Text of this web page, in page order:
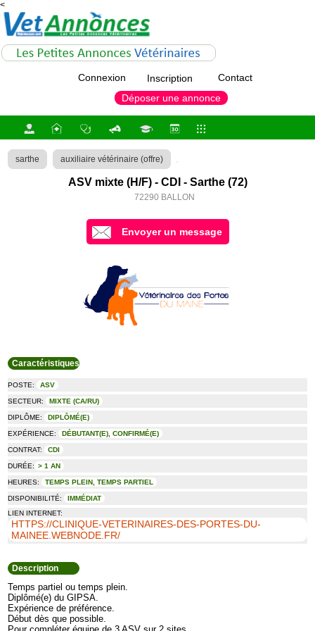
<
Déposer une annonce
Connexion Inscription Contact
sarthe auxiliaire vétérinaire (offre)
ASV mixte (H/F) - CDI - Sarthe (72)
72290 BALLON
Envoyer un message
Caractéristiques
POSTE: ASV
SECTEUR: MIXTE (CA/RU)
DIPLÔME: DIPLÔMÉ(E)
EXPÉRIENCE: DÉBUTANT(E), CONFIRMÉ(E)
CONTRAT: CDI
DURÉE: > 1 AN
HEURES: TEMPS PLEIN, TEMPS PARTIEL
DISPONIBILITÉ:
IMMÉDIAT
LIEN INTERNET:
HTTPS://CLINIQUE-VETERINAIRES-DES-PORTES-DU-
MAINEE.WEBNODE.FR/
Description
Temps partiel ou temps plein.
Diplômé(e) du GIPSA.
Expérience de préférence.
Début dès que possible.